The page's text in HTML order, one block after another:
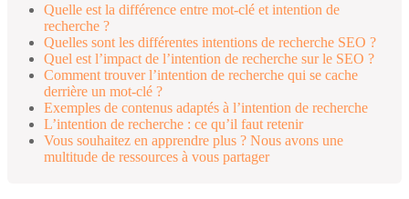
Quelle est la différence entre mot-clé et intention de
recherche ?
Quelles sont les différentes intentions de recherche SEO ?
Quel est l’impact de l’intention de recherche sur le SEO ?
Comment trouver l’intention de recherche qui se cache
derrière un mot-clé ?
Exemples de contenus adaptés à l’intention de recherche
L’intention de recherche : ce qu’il faut retenir
Vous souhaitez en apprendre plus ? Nous avons une
multitude de ressources à vous partager